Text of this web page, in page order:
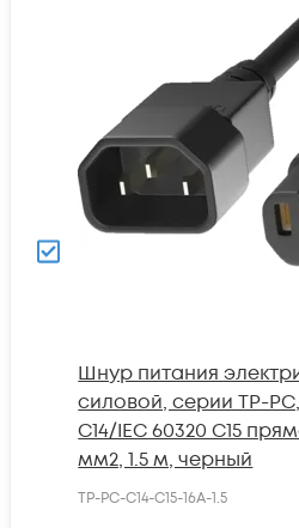
Шнур питания
силовой, серии TP-
С14/IEC 60320 С15
мм2, 1.5 м, черный
TP-PC-С14-C15-16A-1.5